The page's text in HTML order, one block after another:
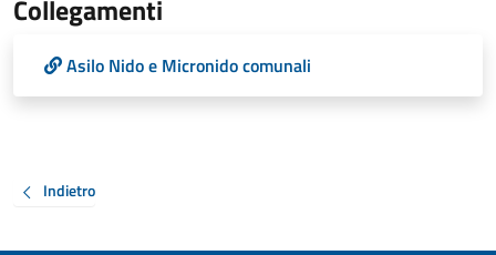
Collegamenti
Asilo Nido e Micronido comunali
Indietro